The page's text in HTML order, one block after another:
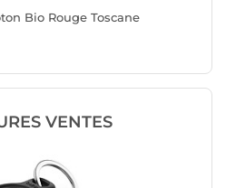
Bio Rouge Toscane
VENTES